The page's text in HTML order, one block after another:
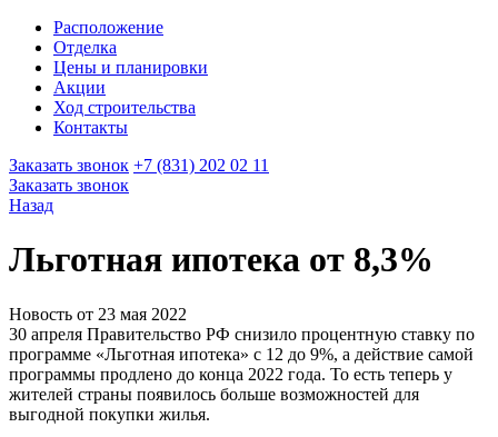
Расположение
Отделка
Цены и планировки
Акции
Ход строительства
Контакты
Заказать звонок +7 (831) 202 02 11
Заказать звонок
Назад
Льготная ипотека от 8,3%
Новость от 23 мая 2022
30 апреля Правительство РФ снизило процентную ставку по
программе «Льготная ипотека» с 12 до 9%, а действие самой
программы продлено до конца 2022 года. То есть теперь у
жителей страны появилось больше возможностей для
выгодной покупки жилья.